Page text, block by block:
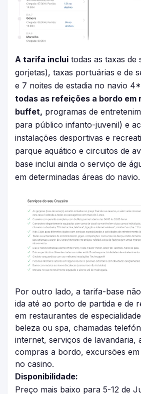
A tarifa inclui todas as taxas de
gorjetas), taxas portuárias e de
e 7 noites de estadia no navio
todas as refeições a bordo em
buffet, programas de
para público infanto-juvenil) e
instalações desportivas e
parque aquático e circuitos de
base inclui ainda o serviço de
em determinadas áreas do navio.
Por outro lado, a tarifa-base
ida até ao porto de partida e de
em restaurantes de
beleza ou spa, chamadas
internet, serviços de lavandaria,
compras a bordo, excursões
no casino.
Disponibilidade:
Preço mais baixo para 5-12 de